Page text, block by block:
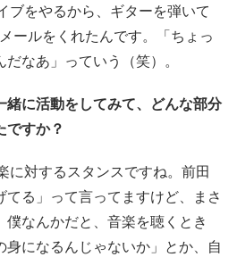
ブをやるから、ギターを弾いて
ールをくれたんです。「ちょっ
なあ」っていう（笑）。
に活動をしてみて、どんな部分
ですか？
に対するスタンスですね。前田
てる」って言ってますけど、まさ
なんかだと、音楽を聴くとき
身になるんじゃないか」とか、自